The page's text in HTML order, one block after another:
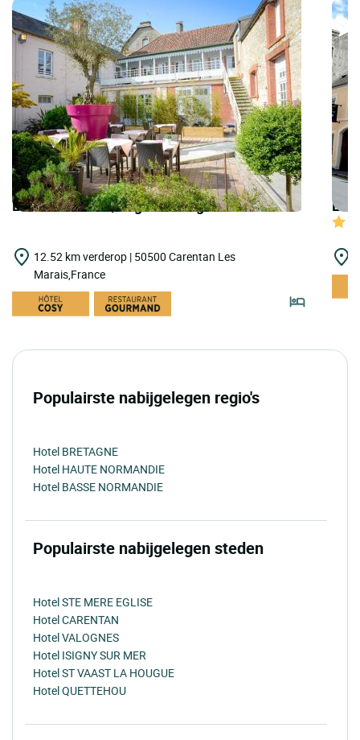
LOGIS HOTELS | Logis Auberge Normande
12.52 km verderop | 50500 Carentan Les
Marais,France
Populairste nabijgelegen regio's
Hotel BRETAGNE
Hotel HAUTE NORMANDIE
Hotel BASSE NORMANDIE
Populairste nabijgelegen steden
Hotel STE MERE EGLISE
Hotel CARENTAN
Hotel VALOGNES
Hotel ISIGNY SUR MER
Hotel ST VAAST LA HOUGUE
Hotel QUETTEHOU